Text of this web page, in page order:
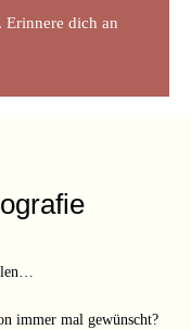
dich an
immer mal gewünscht?